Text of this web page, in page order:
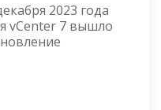
2023 года
vCenter 7 вышло